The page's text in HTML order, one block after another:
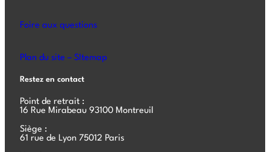
Foire aux questions
Plan du site – SItemap
Restez en contact
Point de retrait :
16 Rue Mirabeau 93100 Montreuil
Siège :
61 rue de Lyon 75012 Paris